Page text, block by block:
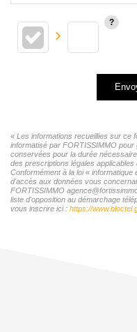
« Les informations recueillies sur ce
informatisé par FORTISSIMMO
conservées pour la durée
des prescriptions légales
Conformément à la loi «
d'accès aux données vous
FORTISSIMMO
liste d'opposition au démarchage
vous inscrire ici : https://